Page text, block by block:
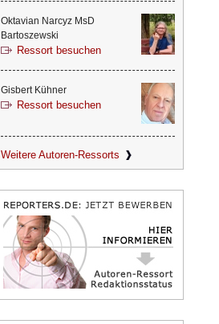
Oktavian Narcyz MsD
Bartoszewski
Ressort besuchen
Gisbert Kühner
Ressort besuchen
Weitere Autoren-Ressorts